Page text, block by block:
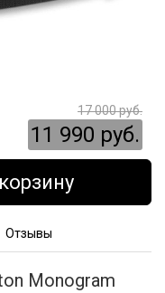
17 000 руб.
11 990 руб.
Отзывы
Monogram